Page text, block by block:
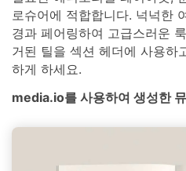
로슈어에 적합합니다. 넉넉한
경과 페어링하여 고급스러운
거된 틸을 섹션 헤더에 사용하
하게 하세요.
media.io를 사용하여 생성한